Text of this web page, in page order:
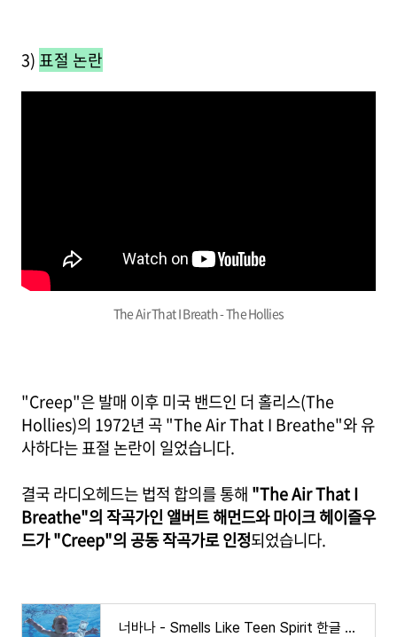
3) 표절 논란
The Air That I Breath - The Hollies
"Creep"은 발매 이후 미국 밴드인 더 홀리스(The
Hollies)의 1972년 곡 "The Air That I Breathe"와 유
사하다는 표절 논란이 일었습니다.
결국 라디오헤드는 법적 합의를 통해 "The Air That I
Breathe"의 작곡가인 앨버트 해먼드와 마이크 헤이즐우
드가 "Creep"의 공동 작곡가로 인정되었습니다.
너바나 - Smells Like Teen Spirit 한글 가사/해석/뜻/의미